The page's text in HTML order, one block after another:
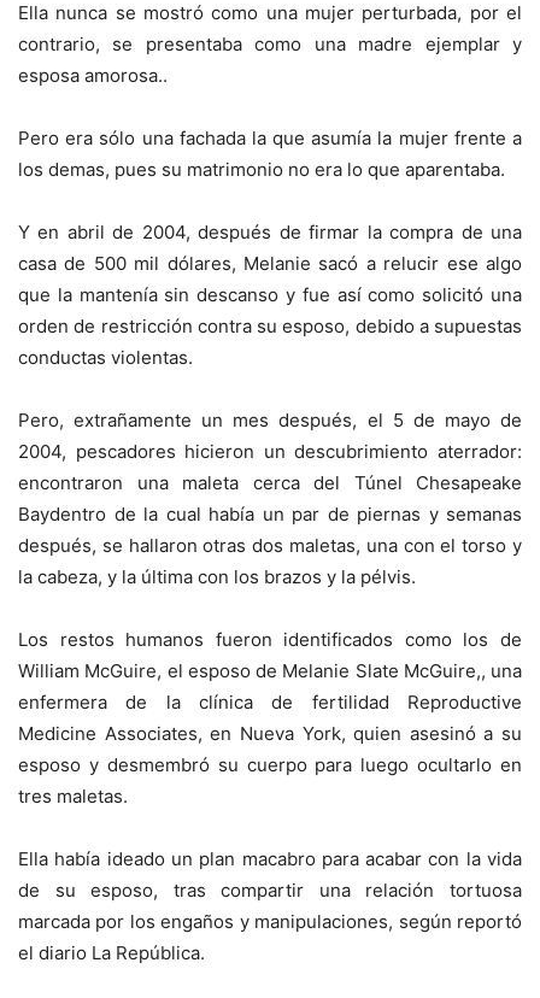
Ella nunca se mostró como una mujer perturbada, por el
contrario, se presentaba como una madre ejemplar y
esposa amorosa..
Pero era sólo una fachada la que asumía la mujer frente a
los demas, pues su matrimonio no era lo que aparentaba.
Y en abril de 2004, después de firmar la compra de una
casa de 500 mil dólares, Melanie sacó a relucir ese algo
que la mantenía sin descanso y fue así como solicitó una
orden de restricción contra su esposo, debido a supuestas
conductas violentas.
Pero, extrañamente un mes después, el 5 de mayo de
2004, pescadores hicieron un descubrimiento aterrador:
encontraron una maleta cerca del Túnel Chesapeake
Baydentro de la cual había un par de piernas y semanas
después, se hallaron otras dos maletas, una con el torso y
la cabeza, y la última con los brazos y la pélvis.
Los restos humanos fueron identificados como los de
William McGuire, el esposo de Melanie Slate McGuire,, una
enfermera de la clínica de fertilidad Reproductive
Medicine Associates, en Nueva York, quien asesinó a su
esposo y desmembró su cuerpo para luego ocultarlo en
tres maletas.
Ella había ideado un plan macabro para acabar con la vida
de su esposo, tras compartir una relación tortuosa
marcada por los engaños y manipulaciones, según reportó
el diario La República.